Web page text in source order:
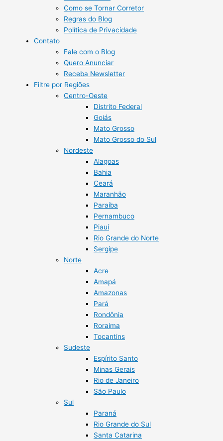
Como se Tornar Corretor
Regras do Blog
Política de Privacidade
Contato
Fale com o Blog
Quero Anunciar
Receba Newsletter
Filtre por Regiões
Centro-Oeste
Distrito Federal
Goiás
Mato Grosso
Mato Grosso do Sul
Nordeste
Alagoas
Bahia
Ceará
Maranhão
Paraíba
Pernambuco
Piauí
Rio Grande do Norte
Sergipe
Norte
Acre
Amapá
Amazonas
Pará
Rondônia
Roraima
Tocantins
Sudeste
Espírito Santo
Minas Gerais
Rio de Janeiro
São Paulo
Sul
Paraná
Rio Grande do Sul
Santa Catarina